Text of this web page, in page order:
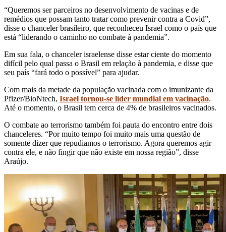
“Queremos ser parceiros no desenvolvimento de vacinas e de
remédios que possam tanto tratar como prevenir contra a Covid”,
disse o chanceler brasileiro, que reconheceu Israel como o país que
está “liderando o caminho no combate à pandemia”.
Em sua fala, o chanceler israelense disse estar ciente do momento
difícil pelo qual passa o Brasil em relação à pandemia, e disse que
seu país “fará todo o possível” para ajudar.
Com mais da metade da população vacinada com o imunizante da
Pfizer/BioNtech, Israel tornou-se líder mundial em vacinação.
Até o momento, o Brasil tem cerca de 4% de brasileiros vacinados.
O combate ao terrorismo também foi pauta do encontro entre dois
chanceleres. “Por muito tempo foi muito mais uma questão de
somente dizer que repudiamos o terrorismo. Agora queremos agir
contra ele, e não fingir que não existe em nossa região”, disse
Araújo.